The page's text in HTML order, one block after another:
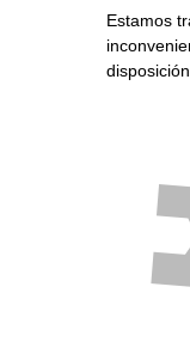
Estamos